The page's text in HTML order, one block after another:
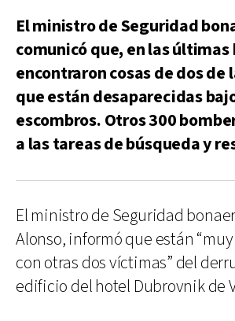
El ministro de Seguridad
comunicó que, en las últimas
encontraron cosas de dos de
que están desaparecidas
escombros. Otros 300
a las tareas de búsqueda y
El ministro de Seguridad
Alonso, informó que están
con otras dos víctimas” del
edificio del hotel Dubrovnik de